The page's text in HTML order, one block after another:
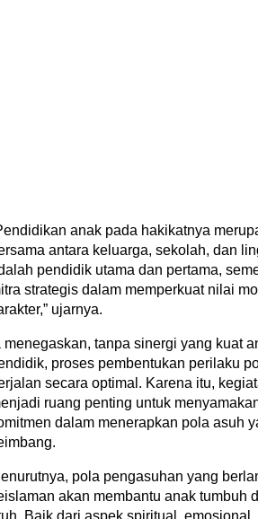
anak pada hakikatnya
antara keluarga, sekolah, dan
pendidik utama dan pertama,
strategis dalam memperkuat nilai
ujarnya.
menegaskan, tanpa sinergi yang kuat
proses pembentukan perilaku
secara optimal. Karena itu,
ruang penting untuk
dalam menerapkan pola asuh
pola pengasuhan yang
akan membantu anak tumbuh
Baik dari aspek spiritual,